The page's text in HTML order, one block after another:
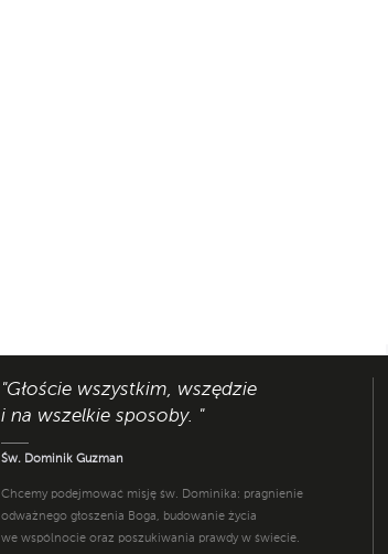
"Głoście wszystkim, wszędzie
i na wszelkie sposoby. "
Św. Dominik Guzman
Chcemy podejmować misję św. Dominika: pragnienie
odważnego głoszenia Boga, budowanie życia
we wspólnocie oraz poszukiwania prawdy w świecie.